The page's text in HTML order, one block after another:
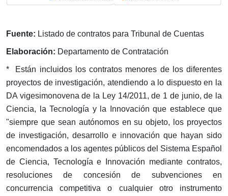
Fuente: Listado de contratos para Tribunal de Cuentas
Elaboración: Departamento de Contratación
* Están incluidos los contratos menores de los diferentes
proyectos de investigación, atendiendo a lo dispuesto en la
DA vigesimonovena de la Ley 14/2011, de 1 de junio, de la
Ciencia, la Tecnología y la Innovación que establece que
"siempre que sean autónomos en su objeto, los proyectos
de investigación, desarrollo e innovación que hayan sido
encomendados a los agentes públicos del Sistema Español
de Ciencia, Tecnología e Innovación mediante contratos,
resoluciones de concesión de subvenciones en
concurrencia competitiva o cualquier otro instrumento